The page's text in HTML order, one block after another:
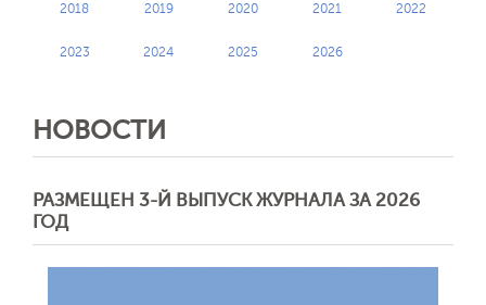
2018 2019 2020 2021 2022
2023 2024 2025 2026
НОВОСТИ
РАЗМЕЩЕН 3-Й ВЫПУСК ЖУРНАЛА ЗА 2026
ГОД